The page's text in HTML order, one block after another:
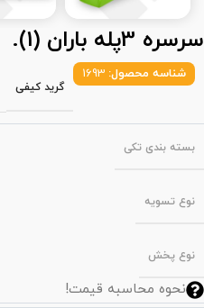
سرسره 3پله باران (1).
شناسه محصول: 1693
گرید کیفی
بسته‌ بندی تکی
نوع تسویه
نوع پخش
نحوه محاسبه قیمت!